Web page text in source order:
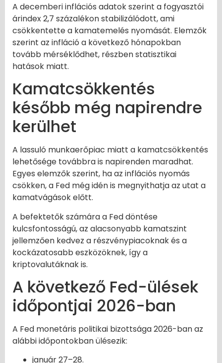
A decemberi inflációs adatok szerint a fogyasztói
árindex 2,7 százalékon stabilizálódott, ami
csökkentette a kamatemelés nyomását. Elemzők
szerint az infláció a következő hónapokban
tovább mérséklődhet, részben statisztikai
hatások miatt.
Kamatcsökkentés
később még napirendre
kerülhet
A lassuló munkaerőpiac miatt a kamatcsökkentés
lehetősége továbbra is napirenden maradhat.
Egyes elemzők szerint, ha az inflációs nyomás
csökken, a Fed még idén is megnyithatja az utat a
kamatvágások előtt.
A befektetők számára a Fed döntése
kulcsfontosságú, az alacsonyabb kamatszint
jellemzően kedvez a részvénypiacoknak és a
kockázatosabb eszközöknek, így a
kriptovalutáknak is.
A következő Fed-ülések
időpontjai 2026-ban
A Fed monetáris politikai bizottsága 2026-ban az
alábbi időpontokban ülésezik:
január 27–28.